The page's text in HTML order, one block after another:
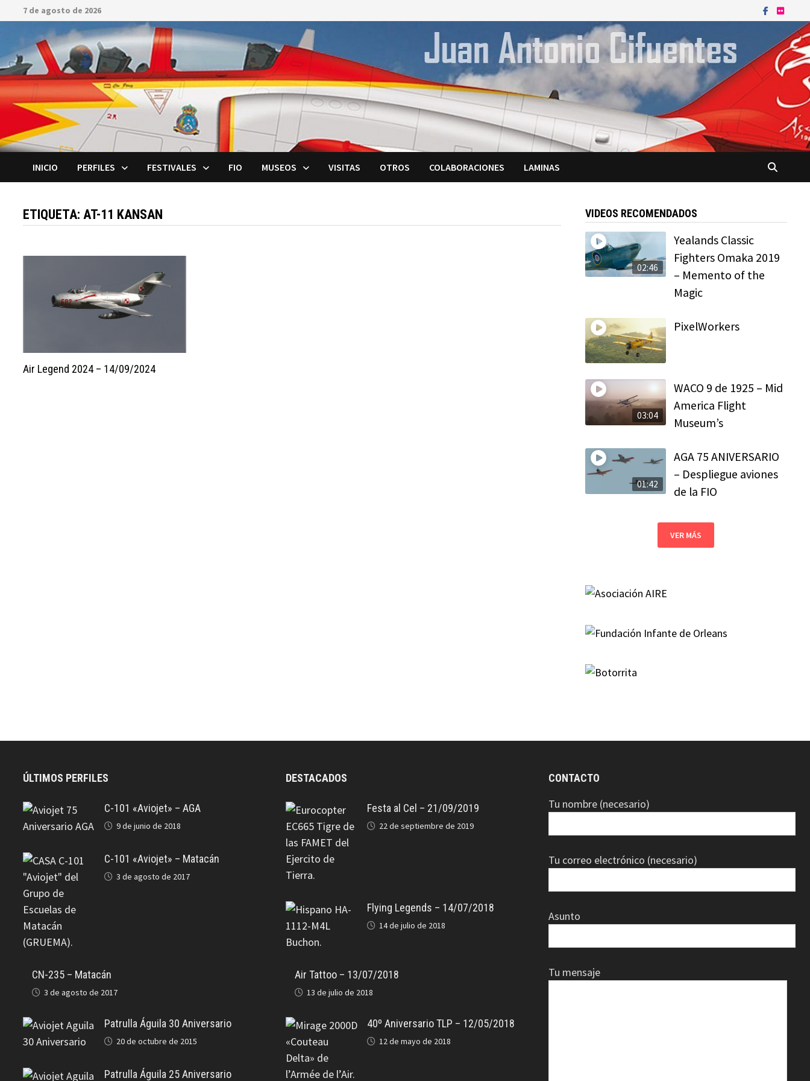
Saltar
al
contenido
7 de agosto de 2026
INICIO PERFILES FESTIVALES FIO MUSEOS VISITAS OTROS COLABORACIONES LAMINAS
ETIQUETA:AT-11 KANSAN
Air Legend 2024 – 14/09/2024
VIDEOS RECOMENDADOS
02:46
Yealands Classic
Fighters Omaka 2019
– Memento of the
Magic
PixelWorkers
03:04
WACO 9 de 1925 – Mid
America Flight
Museum’s
01:42
AGA 75 ANIVERSARIO
– Despliegue aviones
de la FIO
VER MÁS
ÚLTIMOS PERFILES
C-101 «Aviojet» – AGA
9 de junio de 2018
C-101 «Aviojet» – Matacán
3 de agosto de 2017
CN-235 – Matacán
3 de agosto de 2017
Patrulla Águila 30 Aniversario
20 de octubre de 2015
Patrulla Águila 25 Aniversario
DESTACADOS
Festa al Cel – 21/09/2019
22 de septiembre de 2019
Flying Legends – 14/07/2018
14 de julio de 2018
Air Tattoo – 13/07/2018
13 de julio de 2018
40º Aniversario TLP – 12/05/2018
12 de mayo de 2018
CONTACTO
Tu nombre (necesario)
Tu correo electrónico (necesario)
Asunto
Tu mensaje